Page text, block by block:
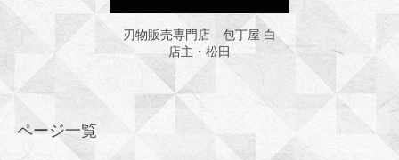
刃物販売専門店 包丁屋 白
店主・松田